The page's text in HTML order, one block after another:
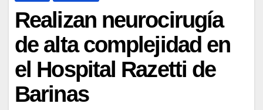
Realizan neurocirugía
de alta complejidad en
el Hospital Razetti de
Barinas